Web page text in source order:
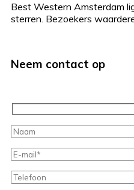
Best Western Amsterdam
sterren. Bezoekers
Neem contact op